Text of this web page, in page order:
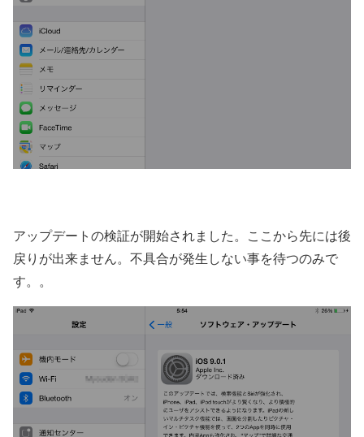
アップデートの検証が開始されました。ここから先には後
戻りが出来ません。不具合が発生しない事を待つのみで
す。。